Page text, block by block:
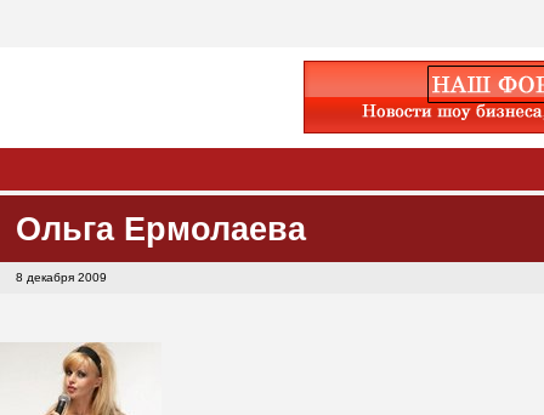
Ольга Ермолаева
8 декабря 2009